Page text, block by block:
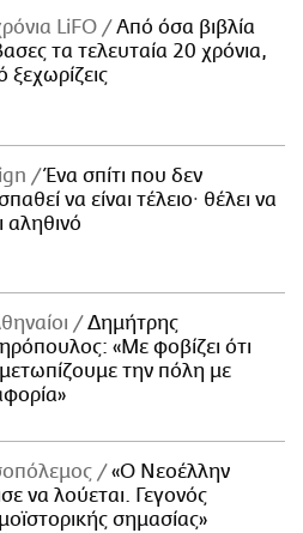
LiFO
Από όσα βιβλία
τα τελευταία 20 χρόνια,
ξεχωρίζεις
Ένα σπίτι που δεν
να είναι τέλειο· θέλει να
αληθινό
Δημήτρης
«Με φοβίζει ότι
την πόλη με
«Ο Νεοέλλην
να λούεται. Γεγονός
σημασίας»